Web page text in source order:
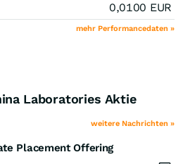
0,0100 EUR
mehr Performancedaten »
Laboratories Aktie
weitere Nachrichten »
Placement Offering